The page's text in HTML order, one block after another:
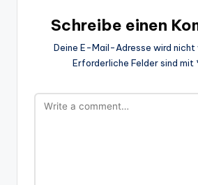
Schreibe einen
Deine E-Mail-Adresse wird nicht
Erforderliche Felder sind mit